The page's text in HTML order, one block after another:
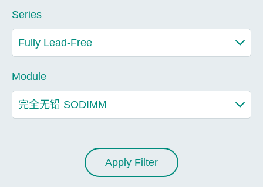
Series
Module
Apply Filter